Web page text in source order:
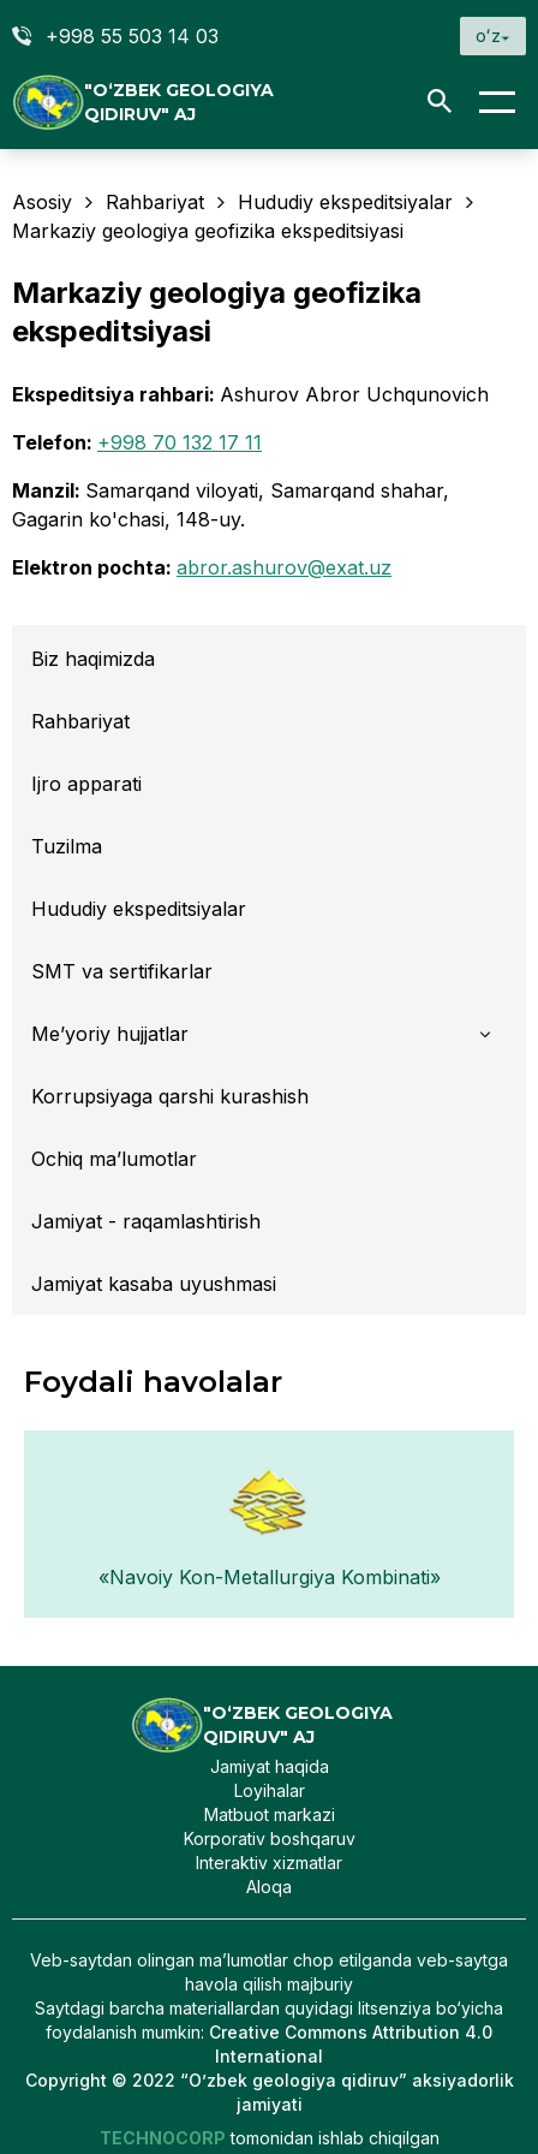
+998 55 503 14 03 oʻz
"O‘ZBEK GEOLOGIYA
QIDIRUV" AJ
Asosiy Rahbariyat
Hududiy ekspeditsiyalar
Markaziy geologiya geofizika ekspeditsiyasi
Markaziy geologiya geofizika
ekspeditsiyasi
Ekspeditsiya rahbari: Ashurov Abror Uchqunovich
Telefon: +998 70 132 17 11
Manzil: Samarqand viloyati, Samarqand shahar,
Gagarin ko'chasi, 148-uy.
Elektron pochta: abror.ashurov@exat.uz
Biz haqimizda
Rahbariyat
Ijro apparati
Tuzilma
Hududiy ekspeditsiyalar
SMT va sertifikarlar
Me’yoriy hujjatlar
Korrupsiyaga qarshi kurashish
Ochiq ma’lumotlar
Jamiyat - raqamlashtirish
Jamiyat kasaba uyushmasi
Foydali havolalar
«Navoiy Kon-Metallurgiya Kombinati»
"O‘ZBEK GEOLOGIYA
QIDIRUV" AJ
Jamiyat haqida
Loyihalar
Matbuot markazi
Korporativ boshqaruv
Interaktiv xizmatlar
Aloqa
Veb-saytdan olingan maʼlumotlar chop etilganda veb-saytga
havola qilish majburiy
Saytdagi barcha materiallardan quyidagi litsenziya bo‘yicha
foydalanish mumkin: Creative Commons Attribution 4.0
International
Copyright © 2022 “O’zbek geologiya qidiruv” aksiyadorlik
jamiyati
TECHNOCORP tomonidan ishlab chiqilgan